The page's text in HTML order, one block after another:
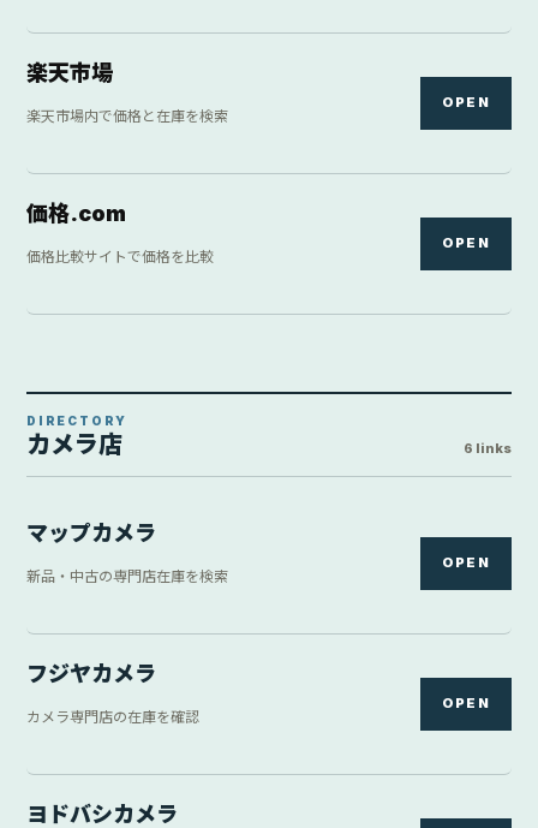
楽天市場
楽天市場内で価格と在庫を検索
OPEN
価格.com
価格比較サイトで価格を比較
OPEN
DIRECTORY
カメラ店 6 links
マップカメラ
新品・中古の専門店在庫を検索
OPEN
フジヤカメラ
カメラ専門店の在庫を確認
OPEN
ヨドバシカメラ